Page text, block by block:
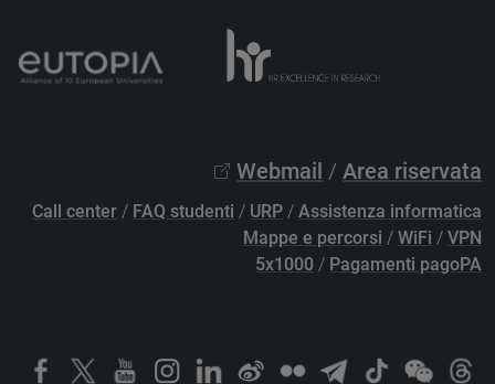
Webmail / Area riservata
Call center / FAQ studenti / URP / Assistenza informatica
Mappe e percorsi / WiFi / VPN
5x1000 / Pagamenti pagoPA